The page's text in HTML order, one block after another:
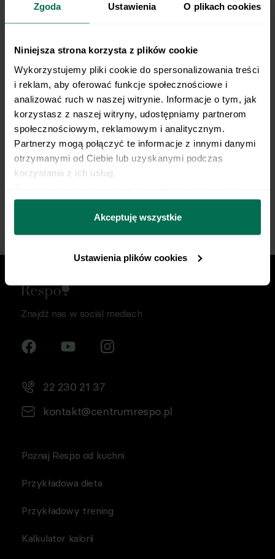
Zgoda Ustawienia O plikach cookies
Niniejsza strona korzysta z plików cookie
Wykorzystujemy pliki cookie do spersonalizowania treści
i reklam, aby oferować funkcje społecznościowe i
analizować ruch w naszej witrynie. Informacje o tym, jak
korzystasz z naszej witryny, udostępniamy partnerom
społecznościowym, reklamowym i analitycznym.
Partnerzy mogą połączyć te informacje z innymi danymi
otrzymanymi od Ciebie lub uzyskanymi podczas
korzystania z ich usług.
można się z nami skontaktować i w jaki sposób
przetwarzamy dane osobowe w ramach
prywatności.
Akceptuję wszystkie
Ustawienia plików cookies
Trenujesz regularnie?
My robimy dietę.
Opieka dietetyka sportowego i indywidualny plan
żywieniowy dopasowany do Twojej dyscypliny,
treningów i sportowych celów. Nie pozwól, by źle
dobrana dieta ograniczała Twój progres.
Znajdź nas w social mediach
22 230 21 37
kontakt@centrumrespo.pl
Poznaj Respo od kuchni
Przykładowa dieta
Przykładowy trening
Kalkulator kalorii